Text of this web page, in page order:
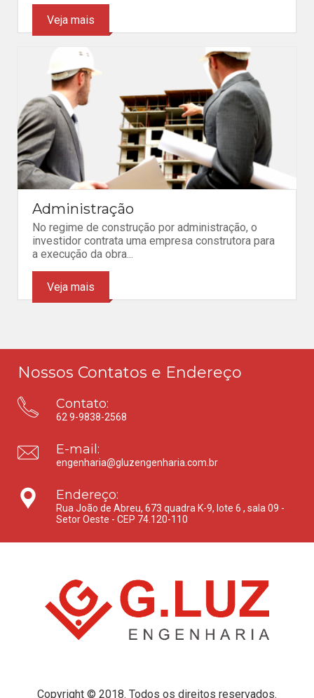
Veja mais
Administração
No regime de construção por administração, o
investidor contrata uma empresa construtora para
a execução da obra...
Veja mais
Nossos Contatos e Endereço
Contato:
62 9-9838-2568
E-mail:
engenharia@gluzengenharia.com.br
Endereço:
Rua João de Abreu, 673 quadra K-9, lote 6 , sala 09 -
Setor Oeste - CEP 74.120-110
Copyright © 2018. Todos os direitos reservados.